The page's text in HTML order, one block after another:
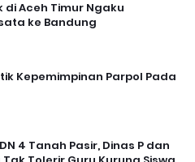
di Aceh Timur Ngaku
ke Bandung
Kepemimpinan Parpol Pada
4 Tanah Pasir, Dinas P dan